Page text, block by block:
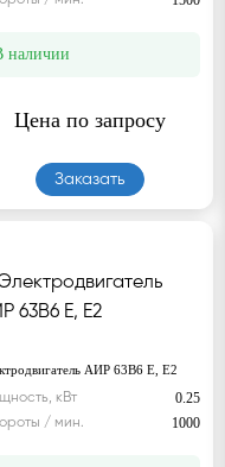
наличии
Цена по запросу
Заказать
АИР 63В6 Е, Е2
кВт
0.25
/ мин. 1000